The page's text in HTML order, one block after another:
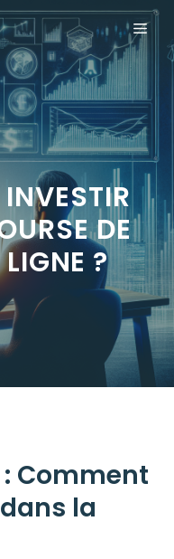
DE
?
Comment
la